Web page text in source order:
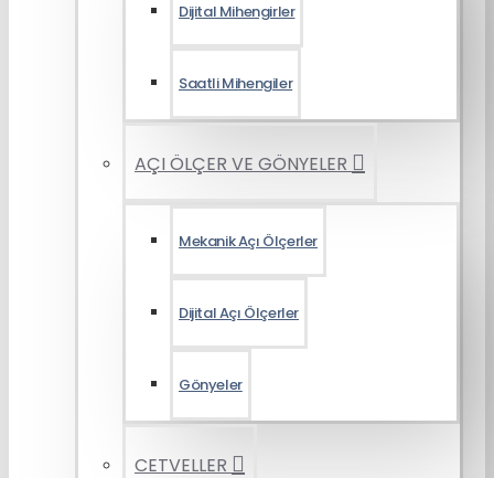
Dijital Mihengirler
Saatli Mihengiler
AÇI ÖLÇER VE GÖNYELER
Mekanik Açı Ölçerler
Dijital Açı Ölçerler
Gönyeler
CETVELLER